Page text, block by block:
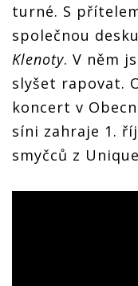
turné. S
společnou
Klenoty. V něm
slyšet rapovat.
koncert v
síni zahraje 1.
smyčců z